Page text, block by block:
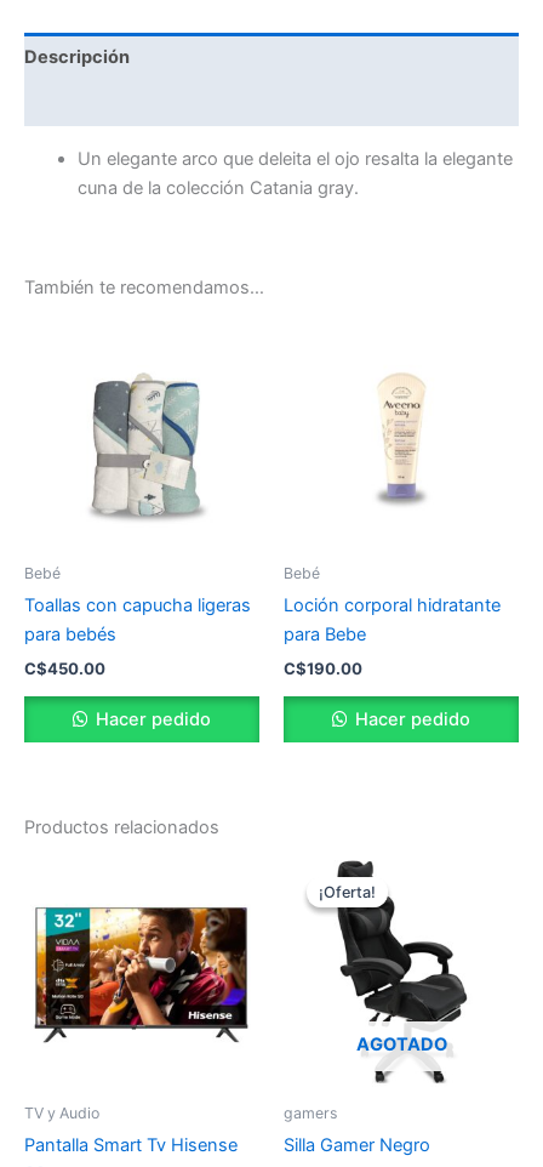
Descripción
Un elegante arco que deleita el ojo resalta la elegante
cuna de la colección Catania gray.
También te recomendamos…
Bebé
Toallas con capucha ligeras
para bebés
C$450.00
Hacer pedido
Bebé
Loción corporal hidratante
para Bebe
C$190.00
Hacer pedido
Productos relacionados
TV y Audio
Pantalla Smart Tv Hisense
¡Oferta!
AGOTADO
¡Oferta!
gamers
Silla Gamer Negro
original
era:
C$6,899.00.